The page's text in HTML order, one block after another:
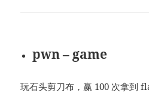
pwn – game
玩石头剪刀布，赢 100 次拿到